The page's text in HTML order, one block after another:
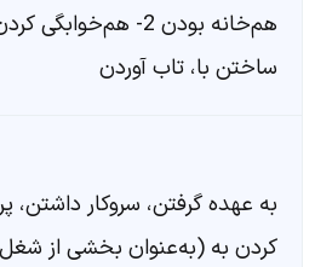
ساختن با، تاب آوردن
به عهده گرفتن، سروکار داشتن،
کردن به (به‌عنوان بخشی از